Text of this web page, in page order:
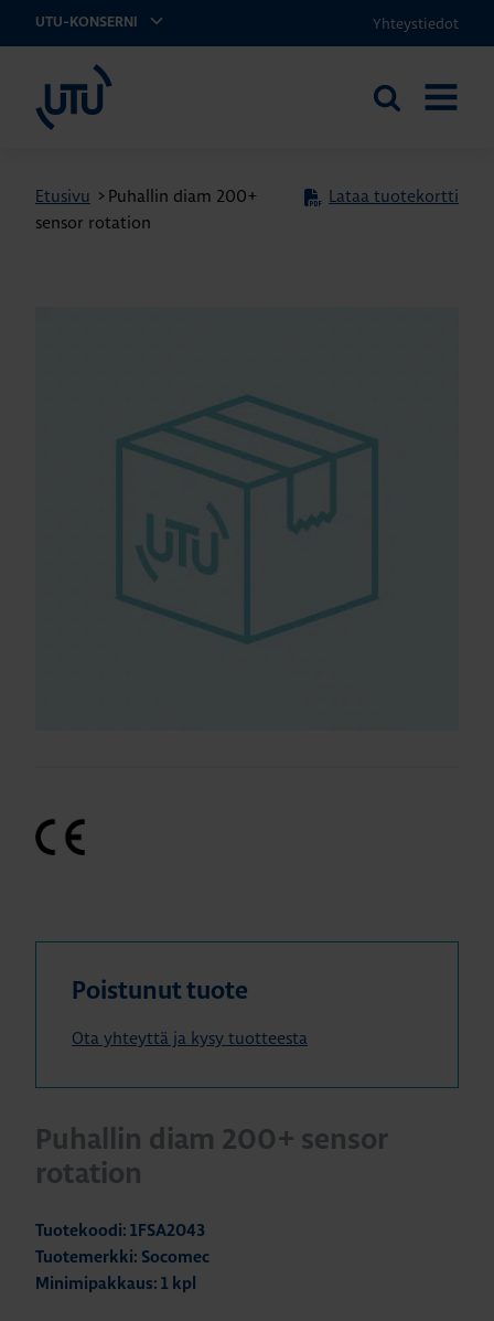
UTU-KONSERNI Yhteystiedot
Etsi
Etusivu > Puhallin diam 200+
sensor rotation
Lataa tuotekortti
Poistunut tuote
Ota yhteyttä ja kysy tuotteesta
Puhallin diam 200+ sensor
rotation
Tuotekoodi: 1FSA2043
Tuotemerkki: Socomec
Minimipakkaus: 1 kpl